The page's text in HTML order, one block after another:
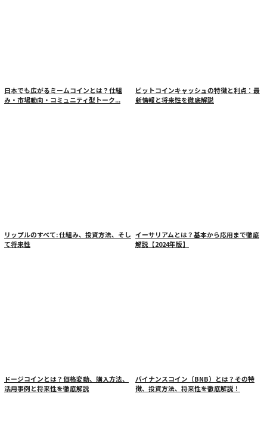
日本でも広がるミームコインとは？仕組
み・市場動向・コミュニティ型トーク...
ビットコインキャッシュの特徴と利点：最
新情報と将来性を徹底解説
リップルのすべて: 仕組み、投資方法、そし
て将来性
イーサリアムとは？基本から応用まで徹底
解説【2024年版】
ドージコインとは？価格変動、購入方法、
活用事例と将来性を徹底解説
バイナンスコイン（BNB）とは？その特
徴、投資方法、将来性を徹底解説！